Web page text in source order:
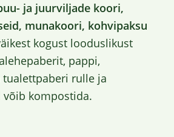
ja juurviljade koori,
munakoori, kohvipaksu
kogust looduslikust
pappi,
rulle ja
kompostida.